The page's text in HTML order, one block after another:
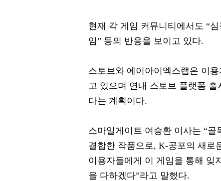
현재 각 게임 커뮤니티에서도 “
임” 등의 반응을 보이고 있다.
스토브와 에이아이엑스랩은 이
고 있으며 연내 스토브 플랫폼
다는 계획이다.
스마일게이트 여승환 이사는 “
결합한 작품으로, K-공포의 새로
이용자들에게 이 게임을 통해 잊
을 다하겠다”라고 말했다.